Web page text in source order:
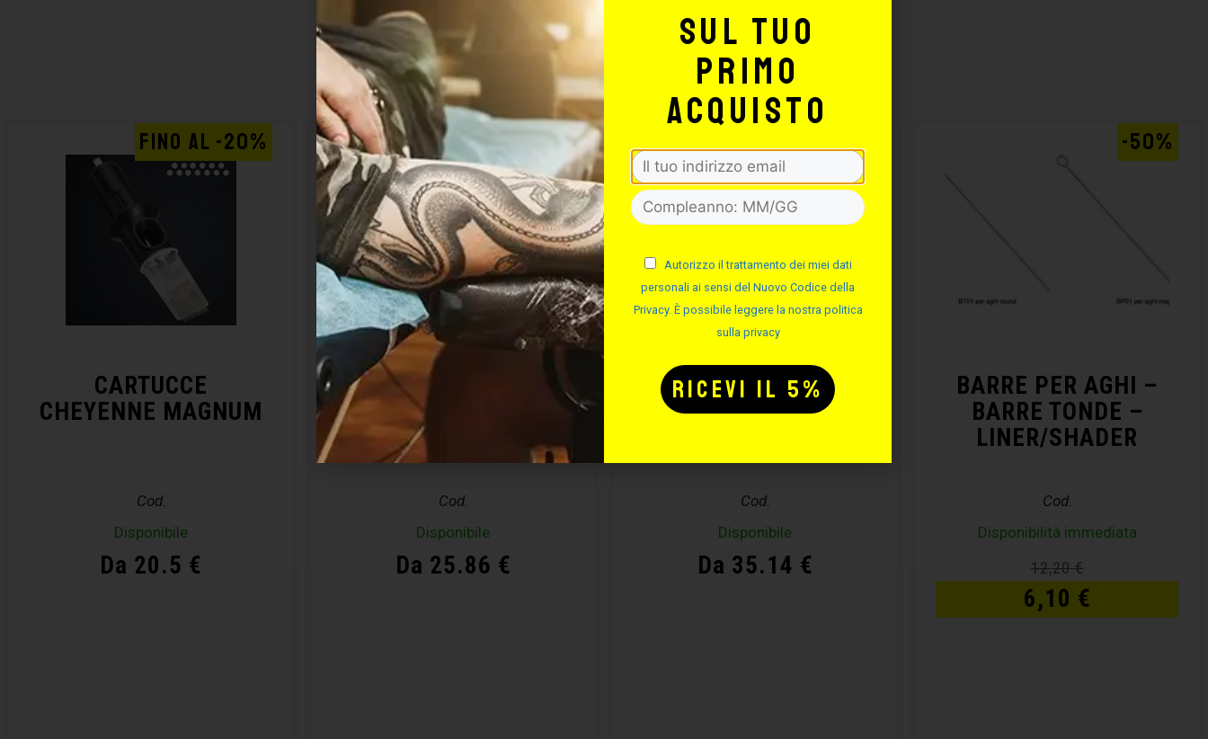
Potrebbe interessarti anche:
CARTUCCE
CHEYENNE MAGNUM
Cod.
Disponibile
Da 20.5 €
FINO AL -20%
CARTUCCE
CHEYENNE SHADER
Cod.
Disponibile
Da 25.86 €
FINO AL -20%
CARTUCCE
CHEYENNE SOFT
Cod.
Disponibile
Da 35.14 €
FINO AL -20%
BARRE PER AGHI –
BARRE TONDE –
LINER/SHADER
Cod.
Disponibilità immediata
12,20€
6,10 €
-50%
sul tuo
primo
acquisto
Autorizzo il trattamento dei miei dati
personali ai sensi del Nuovo Codice della
Privacy. È possibile leggere la nostra politica
sulla privacy